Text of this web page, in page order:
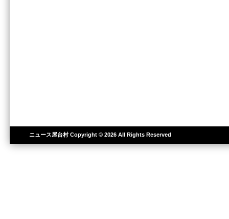
ニュース屋台村Copyright © 2026 All Rights Reserved